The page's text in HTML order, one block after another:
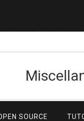
SOURCE